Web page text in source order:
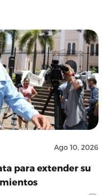
Ago 10, 2026
para extender su